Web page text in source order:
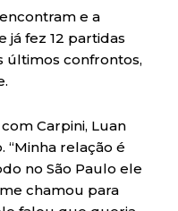
e a
já fez 12 partidas
últimos confrontos,
Carpini, Luan
relação é
no São Paulo ele
chamou para